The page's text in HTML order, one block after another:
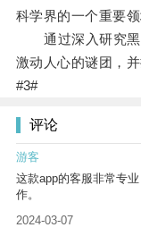
科学界的一个重要领
通过深入研究黑
激动人心的谜团，
#3#
评论
游客
这款app的客服非常专
作。
2024-03-07